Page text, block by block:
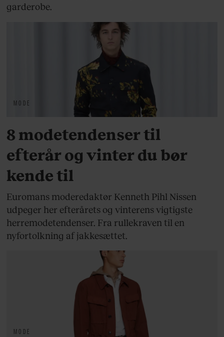
garderobe.
MODE
8 modetendenser til
efterår og vinter du bør
kende til
Euromans moderedaktør Kenneth Pihl Nissen
udpeger her efterårets og vinterens vigtigste
herremodetendenser. Fra rullekraven til en
nyfortolkning af jakkesættet.
MODE